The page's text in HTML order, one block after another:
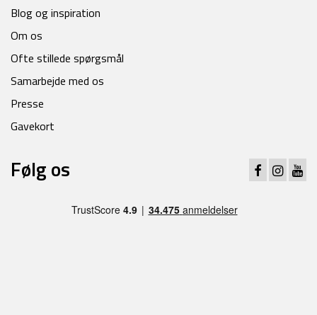
Blog og inspiration
Om os
Ofte stillede spørgsmål
Samarbejde med os
Presse
Gavekort
Følg os